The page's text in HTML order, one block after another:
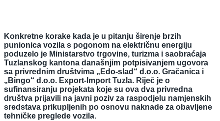
Konkretne korake kada je u pitanju širenje brzih
punionica vozila s pogonom na električnu energiju
poduzelo je Ministarstvo trgovine, turizma i saobraćaja
Tuzlanskog kantona današnjim potpisivanjem ugovora
sa privrednim društvima „Edo-slad“ d.o.o. Gračanica i
„Bingo“ d.o.o. Export-Import Tuzla. Riječ je o
sufinansiranju projekata koje su ova dva privredna
društva prijavili na javni poziv za raspodjelu namjenskih
sredstava prikupljenih po osnovu naknade za obavljene
tehničke preglede vozila.